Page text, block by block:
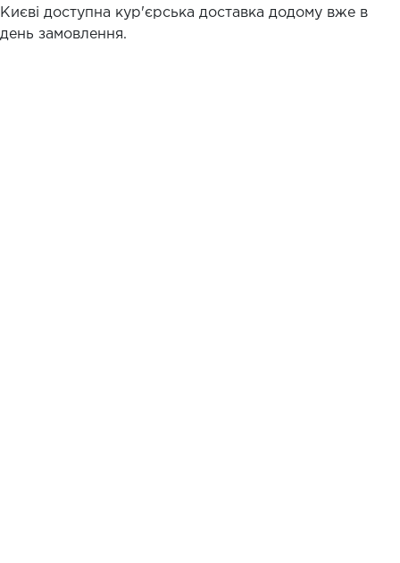
Києві доступна кур'єрська доставка додому вже в
день замовлення.